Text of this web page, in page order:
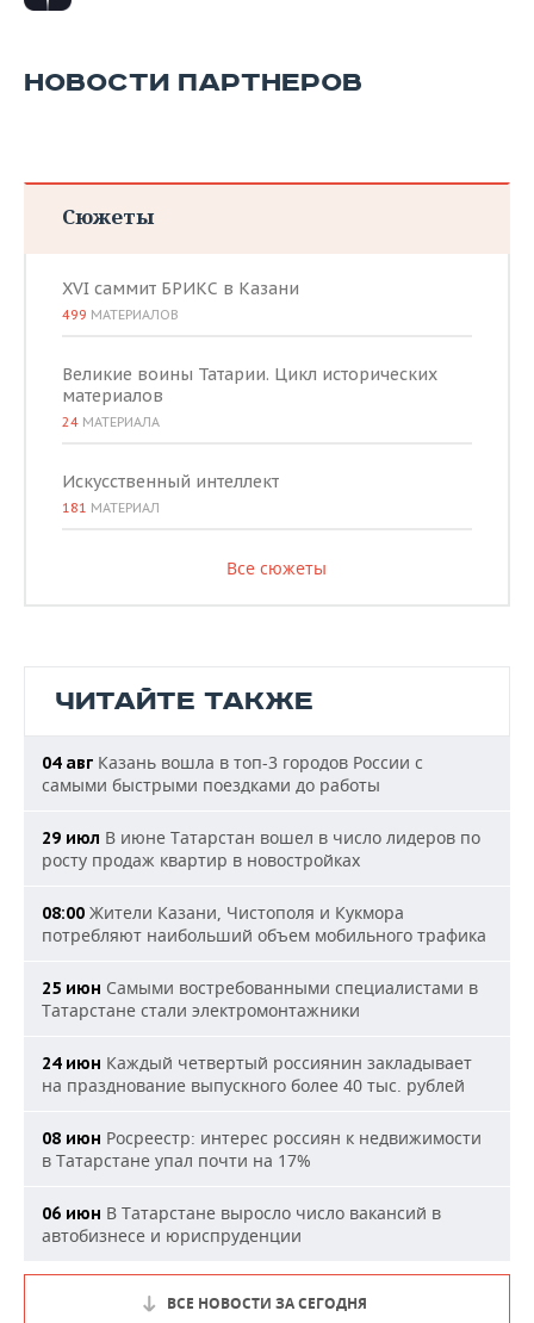
НОВОСТИ ПАРТНЕРОВ
Сюжеты
XVI саммит БРИКС в Казани
499 МАТЕРИАЛОВ
Великие воины Татарии. Цикл исторических
материалов
24 МАТЕРИАЛА
Искусственный интеллект
181 МАТЕРИАЛ
Все сюжеты
ЧИТАЙТЕ ТАКЖЕ
04 авг Казань вошла в топ-3 городов России с
самыми быстрыми поездками до работы
29 июл В июне Татарстан вошел в число лидеров по
росту продаж квартир в новостройках
08:00 Жители Казани, Чистополя и Кукмора
потребляют наибольший объем мобильного трафика
25 июн Самыми востребованными специалистами в
Татарстане стали электромонтажники
24 июн Каждый четвертый россиянин закладывает
на празднование выпускного более 40 тыс. рублей
08 июн Росреестр: интерес россиян к недвижимости
в Татарстане упал почти на 17%
06 июн В Татарстане выросло число вакансий в
автобизнесе и юриспруденции
ВСЕ НОВОСТИ ЗА СЕГОДНЯ